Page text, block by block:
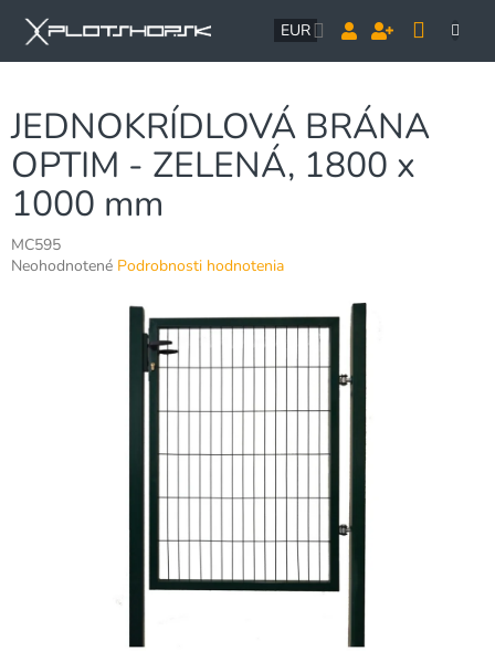
obsah
EUR
JEDNOKRÍDLOVÁ BRÁNA
OPTIM - ZELENÁ, 1800 x
1000 mm
MC595
Priemerné
Neohodnotené Podrobnosti hodnotenia